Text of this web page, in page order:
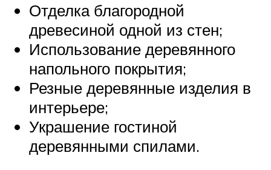
Отделка благородной
древесиной одной из стен;
Использование деревянного
напольного покрытия;
Резные деревянные изделия в
интерьере;
Украшение гостиной
деревянными спилами.